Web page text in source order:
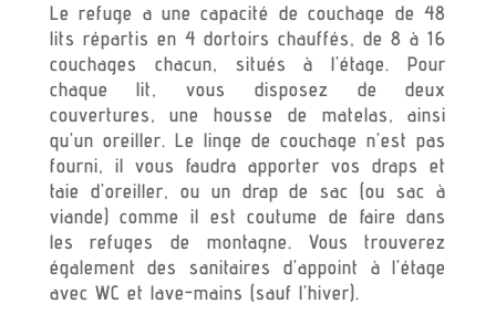
Le refuge a une capacité de couchage de 48
lits répartis en 4 dortoirs chauffés, de 8 à 16
couchages chacun, situés à l’étage. Pour
chaque lit, vous disposez de deux
couvertures, une housse de matelas, ainsi
qu’un oreiller. Le linge de couchage n’est pas
fourni, il vous faudra apporter vos draps et
taie d’oreiller, ou un drap de sac (ou sac à
viande) comme il est coutume de faire dans
les refuges de montagne. Vous trouverez
également des sanitaires d’appoint à l’étage
avec WC et lave-mains (sauf l’hiver).